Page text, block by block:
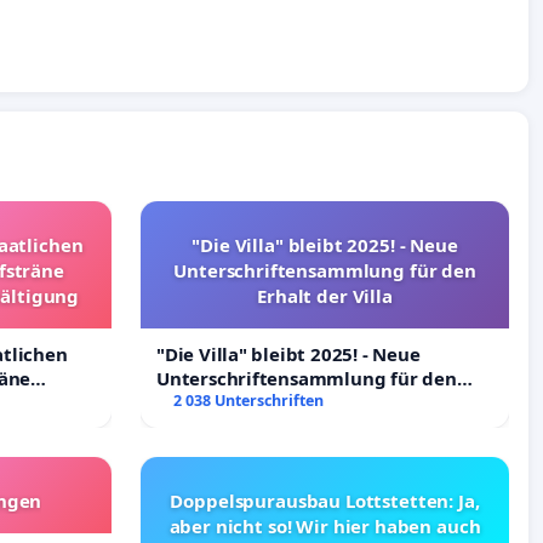
"Die Villa" bleibt 2025! - Neue
Unterschriftensammlung für den
Erhalt der Villa
"Die Villa" bleibt 2025! - Neue
Unterschriftensammlung für den
Erhalt der Villa
2 038 Unterschriften
Doppelspurausbau Lottstetten: Ja,
aber nicht so! Wir hier haben auch